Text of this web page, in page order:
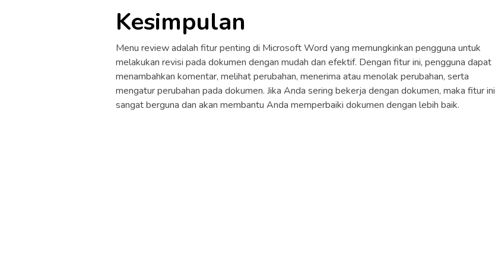
Kesimpulan
Menu review adalah fitur penting di Microsoft Word yang memungkinkan pengguna untuk
melakukan revisi pada dokumen dengan mudah dan efektif. Dengan fitur ini, pengguna dapat
menambahkan komentar, melihat perubahan, menerima atau menolak perubahan, serta
mengatur perubahan pada dokumen. Jika Anda sering bekerja dengan dokumen, maka fitur ini
sangat berguna dan akan membantu Anda memperbaiki dokumen dengan lebih baik.